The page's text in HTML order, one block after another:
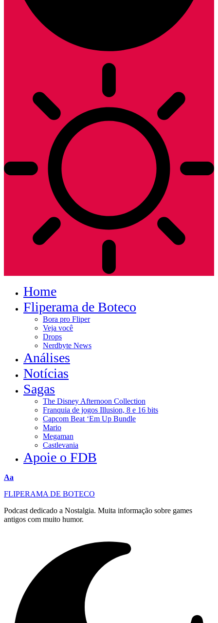
Home
Fliperama de Boteco
Bora pro Fliper
Veja você
Drops
Nerdbyte News
Análises
Notícias
Sagas
The Disney Afternoon Collection
Franquia de jogos Illusion, 8 e 16 bits
Capcom Beat ‘Em Up Bundle
Mario
Megaman
Castlevania
Apoie o FDB
Redimensionar
Aa
FLIPERAMA DE BOTECO
Podcast dedicado a Nostalgia. Muita informação sobre games
antigos com muito humor.